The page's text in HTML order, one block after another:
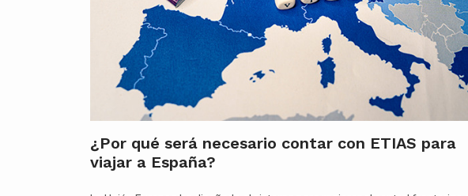
¿Por qué será necesario contar con ETIAS para
viajar a España?